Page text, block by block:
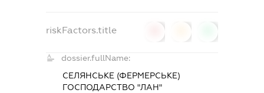
riskFactors.title
dossier.fullName:
СЕЛЯНСЬКЕ (ФЕРМЕРСЬКЕ)
ГОСПОДАРСТВО "ЛАН"